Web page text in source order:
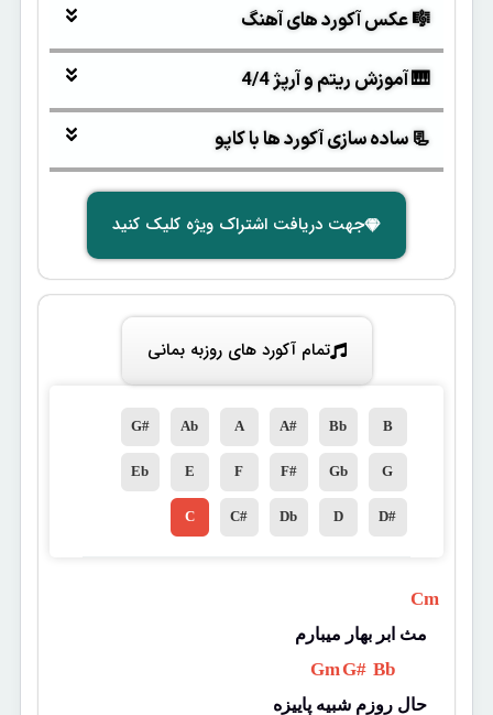
🎼 عکس آکورد های آهنگ
🎹 آموزش ریتم و آرپژ 4/4
📃 ساده سازی آکورد ها با کاپو
جهت دریافت اشتراک ویژه کلیک کنید
تمام آکورد های روزبه بمانی
B
Bb
A#
A
Ab
G#
G
Gb
F#
F
E
Eb
D#
D
Db
C#
C
Cm
مث ابر بهار میبارم
Gm G# Bb
حال روزم شبیه پاییزه